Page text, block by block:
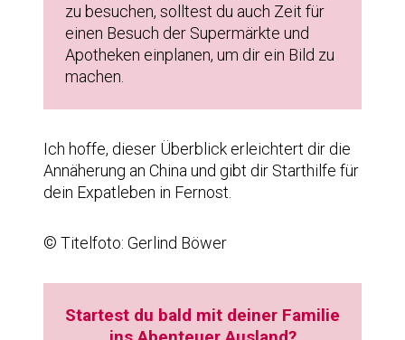
zu besuchen, solltest du auch Zeit für
einen Besuch der Supermärkte und
Apotheken einplanen, um dir ein Bild zu
machen.
Ich hoffe, dieser Überblick erleichtert dir die
Annäherung an China und gibt dir Starthilfe für
dein Expatleben in Fernost.
© Titelfoto: Gerlind Böwer
Startest du bald mit deiner Familie